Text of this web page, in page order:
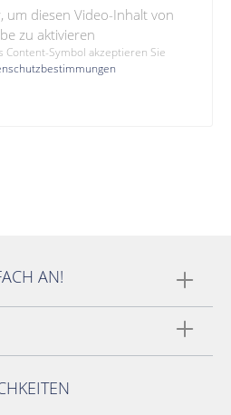
um diesen Video-Inhalt von
zu aktivieren
Content-Symbol akzeptieren Sie
AN!